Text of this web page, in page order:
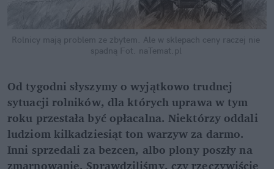
Rolnicy mają problem ze zbytem. Ale w sklepach ceny raczej nie
spadną Fot. naTemat.pl
Od tygodni słyszymy o wyjątkowo trudnej
sytuacji rolników, dla których uprawa w tym
roku przestała być opłacalna. Niektórzy oddali
ludziom kilkadziesiąt ton warzyw za darmo.
Inni sprzedali za bezcen, albo plony poszły na